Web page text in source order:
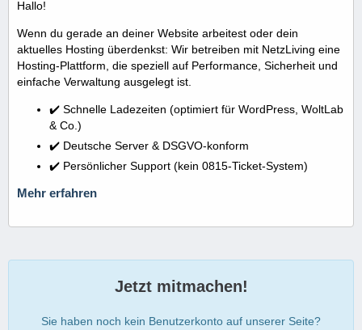
Hallo!
Wenn du gerade an deiner Website arbeitest oder dein
aktuelles Hosting überdenkst: Wir betreiben mit NetzLiving eine
Hosting-Plattform, die speziell auf Performance, Sicherheit und
einfache Verwaltung ausgelegt ist.
✔️ Schnelle Ladezeiten (optimiert für WordPress, WoltLab
& Co.)
✔️ Deutsche Server & DSGVO-konform
✔️ Persönlicher Support (kein 0815-Ticket-System)
Mehr erfahren
Jetzt mitmachen!
Sie haben noch kein Benutzerkonto auf unserer Seite?